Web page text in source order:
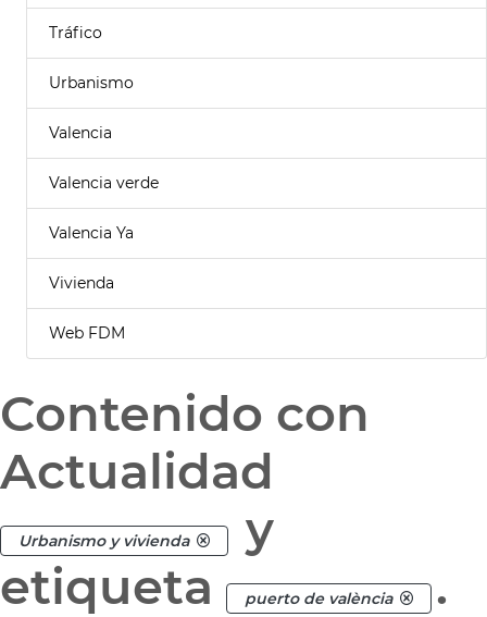
Tráfico
Urbanismo
Valencia
Valencia verde
Valencia Ya
Vivienda
Web FDM
Contenido con
Actualidad
Urbanismo y vivienda
y
etiqueta
puerto de valència .